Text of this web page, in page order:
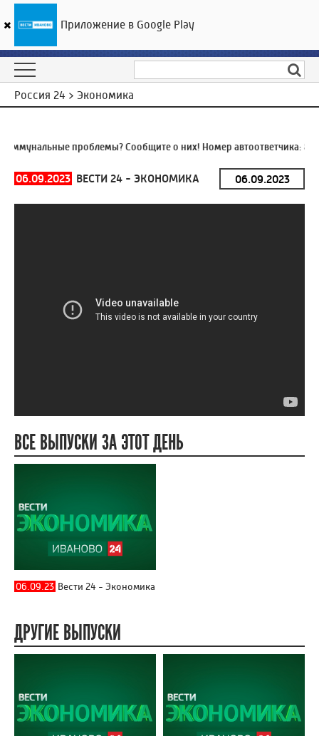
ГТРК «Ивтелерадио»
Россия 24 > Экономика
проблемы? Сообщите о них! Номер автоответчика:8
06.09.2023 ВЕСТИ 24 - ЭКОНОМИКА
ВСЕ ВЫПУСКИ ЗА ЭТОТ ДЕНЬ
06.09.23 Вести 24 - Экономика
ДРУГИЕ ВЫПУСКИ
Приложение в Google Play